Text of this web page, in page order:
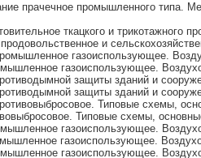
прачечное промышленного типа.
ткацкого и трикотажного
и
газоиспользующее.
газоиспользующее.
защиты зданий и
защиты зданий и
Типовые схемы,
Типовые схемы,
газоиспользующее.
газоиспользующее.
газоиспользующее.